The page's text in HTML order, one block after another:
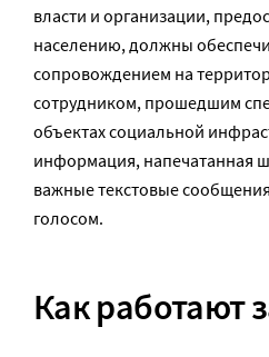
власти и организации,
населению, должны
сопровождением на
сотрудником, прошедшим
объектах социальной
информация, напечатанная
важные текстовые
голосом.
Как работают